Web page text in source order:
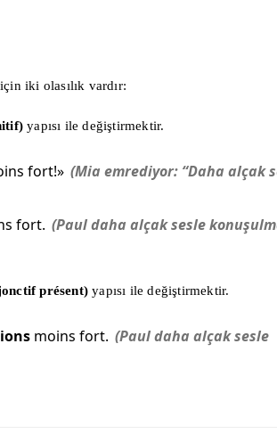
iki olasılık vardır:
yapısı ile değiştirmektir.
fort!» (Mia emrediyor: “Daha alçak
fort. (Paul daha alçak sesle
présent) yapısı ile değiştirmektir.
moins fort. (Paul daha alçak sesle